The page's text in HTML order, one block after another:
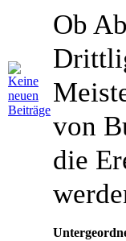
Ob
von
die